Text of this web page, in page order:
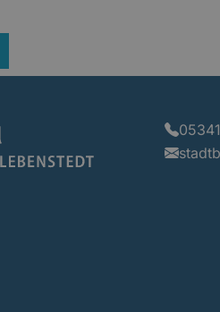
Stadtbad Logo